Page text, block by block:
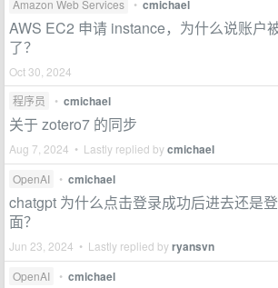
Amazon Web Services • cmichael
AWS EC2 申请 instance，为什么说账户
了？
Oct 30, 2024
程序员
• cmichael
关于 zotero7 的同步
Aug 7, 2024 • Lastly replied bycmichael
OpenAI • cmichael
chatgpt 为什么点击登录成功后进去还是
面？
Jun 23, 2024 • Lastly replied byryansvn
OpenAI • cmichael